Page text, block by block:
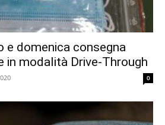
e domenica consegna
in modalità Drive-Through
0